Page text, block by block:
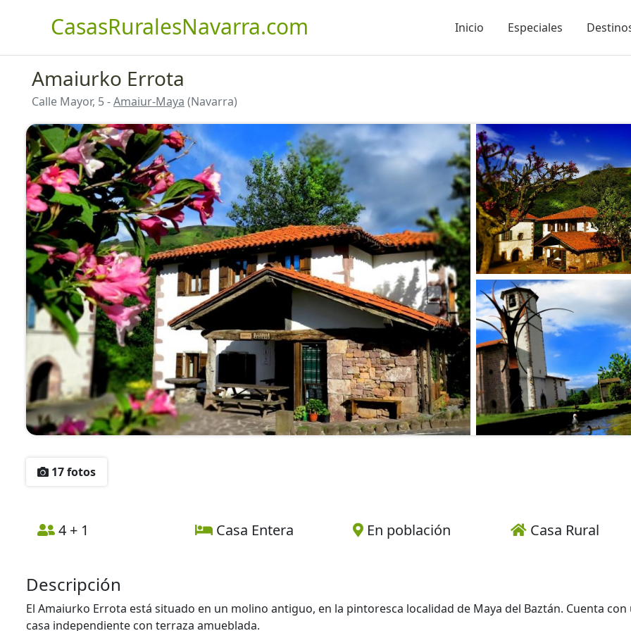
CasasRuralesNavarra.com Inicio Especiales
Amaiurko Errota
Calle Mayor, 5 -Amaiur-Maya (Navarra)
17 fotos
4 + 1 Casa Entera En población Casa Rural
Descripción
El Amaiurko Errota está situado en un molino antiguo, en la pintoresca localidad de Maya del Baztán. Cuenta con
casa independiente con terraza amueblada.